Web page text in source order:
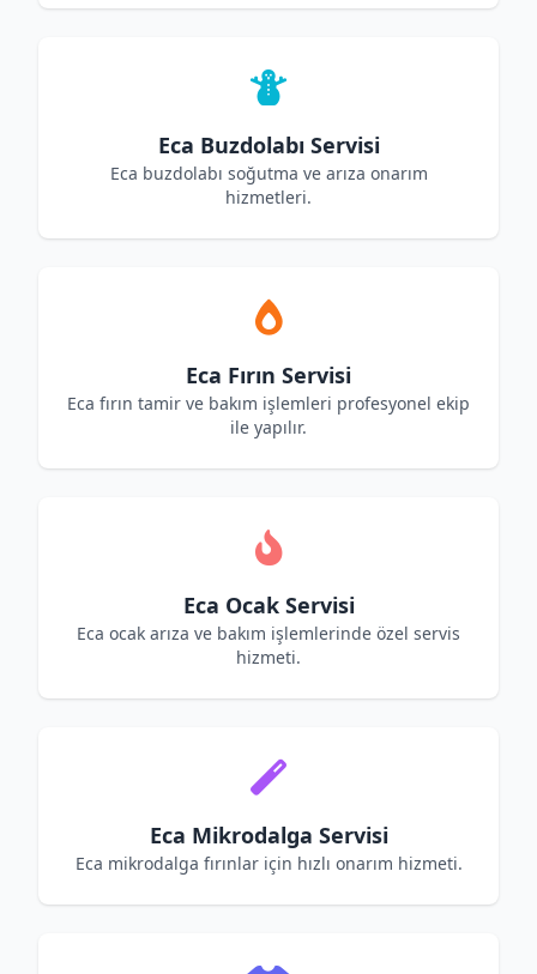
Eca Buzdolabı Servisi
Eca buzdolabı soğutma ve arıza onarım
hizmetleri.
Eca Fırın Servisi
Eca fırın tamir ve bakım işlemleri profesyonel ekip
ile yapılır.
Eca Ocak Servisi
Eca ocak arıza ve bakım işlemlerinde özel servis
hizmeti.
Eca Mikrodalga Servisi
Eca mikrodalga fırınlar için hızlı onarım hizmeti.